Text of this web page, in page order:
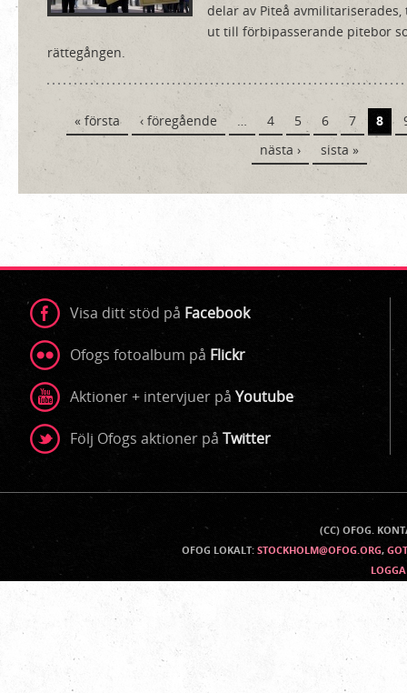
delar av Piteå
ut till förbipasserande pitebor
rättegången.
Sidor
« första ‹ föregående … 4 5 6 7 8
nästa ›
sista »
Visa ditt stöd på Facebook
Ofogs fotoalbum på Flickr
Aktioner + intervjuer på Youtube
Följ Ofogs aktioner på Twitter
Kontaktinfo
(CC) OFOG.
OFOG LOKALT: STOCKHOLM@OFOG.ORG,